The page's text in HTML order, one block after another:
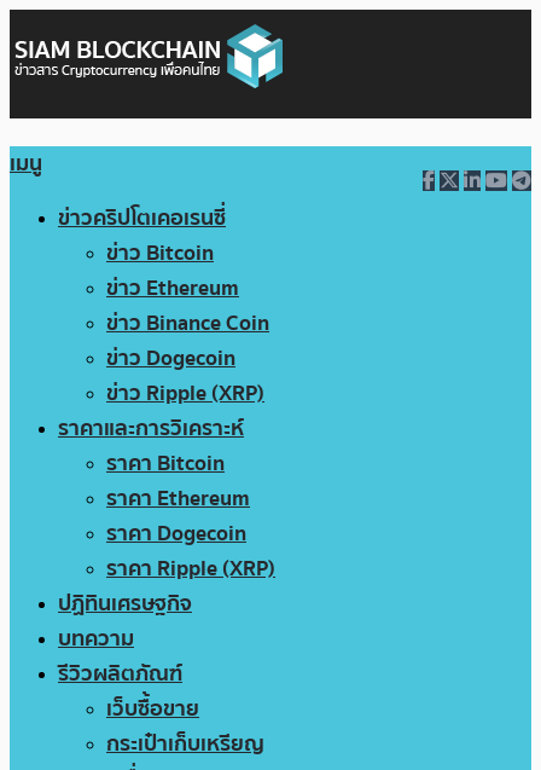
เมนู
ข่าวคริปโตเคอเรนซี่
ข่าว Bitcoin
ข่าว Ethereum
ข่าว Binance Coin
ข่าว Dogecoin
ข่าว Ripple (XRP)
ราคาและการวิเคราะห์
ราคา Bitcoin
ราคา Ethereum
ราคา Dogecoin
ราคา Ripple (XRP)
ปฏิทินเศรษฐกิจ
บทความ
รีวิวผลิตภัณฑ์
เว็บซื้อขาย
กระเป๋าเก็บเหรียญ